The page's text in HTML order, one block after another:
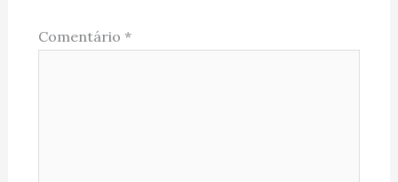
Comentário *